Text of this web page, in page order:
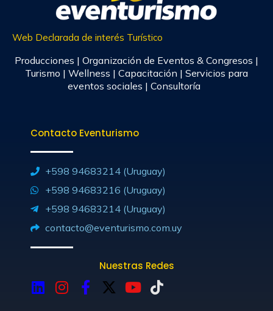
Web Declarada de interés Turístico
Producciones | Organización de Eventos & Congresos |
Turismo | Wellness | Capacitación | Servicios para
eventos sociales | Consultoría
Contacto Eventurismo
+598 94683214 (Uruguay)
+598 94683216 (Uruguay)
+598 94683214 (Uruguay)
contacto@eventurismo.com.uy
Nuestras Redes
L
I
F
X
Y
T